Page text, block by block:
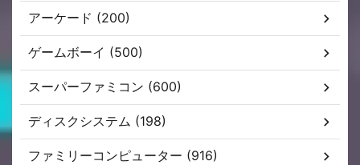
アーケード (200)
ゲームボーイ (500)
スーパーファミコン (600)
ディスクシステム (198)
ファミリーコンピューター (916)